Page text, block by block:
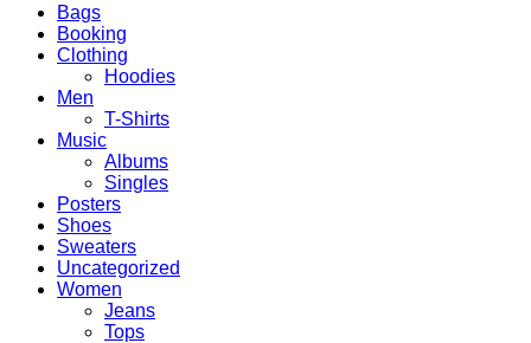
Bags
Booking
Clothing
Hoodies
Men
T-Shirts
Music
Albums
Singles
Posters
Shoes
Sweaters
Uncategorized
Women
Jeans
Tops